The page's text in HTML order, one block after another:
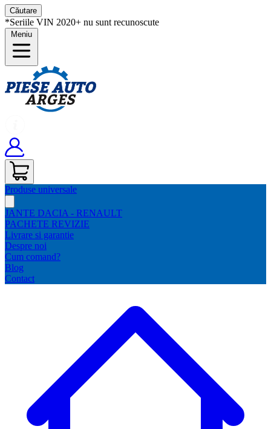
Căutare
*Seriile VIN 2020+ nu sunt recunoscute
Meniu
Produse universale
JANTE DACIA - RENAULT
PACHETE REVIZIE
Livrare si garantie
Despre noi
Cum comand?
Blog
Contact